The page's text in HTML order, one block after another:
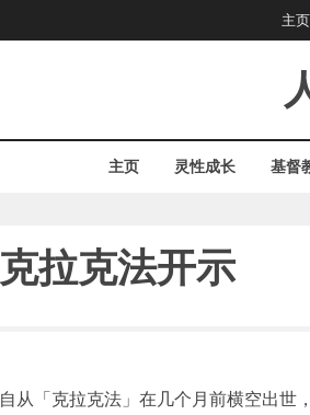
主页
主页 灵性成长 基督
克拉克法开示
自从「克拉克法」在几个月前横空出世